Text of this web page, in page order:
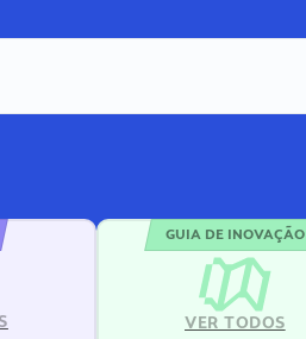
GUIA DE INOVAÇÃO
VER TODOS